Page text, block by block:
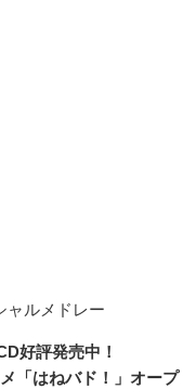
ャルメドレー
好評発売中！
「はねバド！」オープ